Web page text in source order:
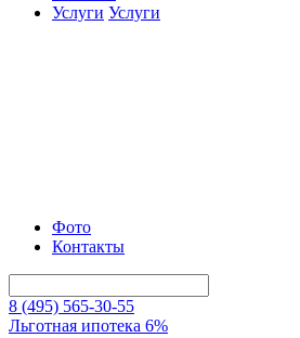
Услуги Услуги
Фото
Контакты
8 (495) 565-30-55
Льготная ипотека 6%